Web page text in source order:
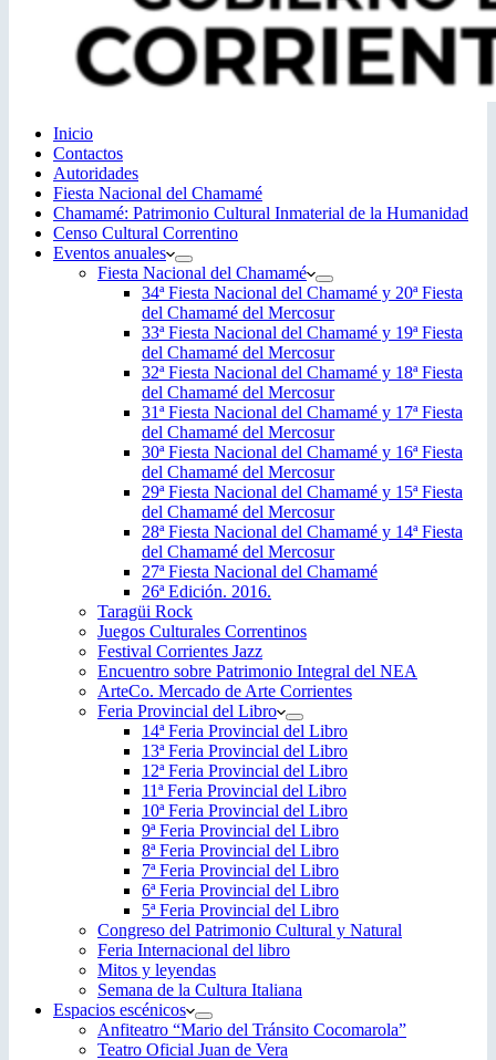
Inicio
Contactos
Autoridades
Fiesta Nacional del Chamamé
Chamamé: Patrimonio Cultural Inmaterial de la Humanidad
Censo Cultural Correntino
Eventos anuales
Fiesta Nacional del Chamamé
34ª Fiesta Nacional del Chamamé y 20ª Fiesta
del Chamamé del Mercosur
33ª Fiesta Nacional del Chamamé y 19ª Fiesta
del Chamamé del Mercosur
32ª Fiesta Nacional del Chamamé y 18ª Fiesta
del Chamamé del Mercosur
31ª Fiesta Nacional del Chamamé y 17ª Fiesta
del Chamamé del Mercosur
30ª Fiesta Nacional del Chamamé y 16ª Fiesta
del Chamamé del Mercosur
29ª Fiesta Nacional del Chamamé y 15ª Fiesta
del Chamamé del Mercosur
28ª Fiesta Nacional del Chamamé y 14ª Fiesta
del Chamamé del Mercosur
27ª Fiesta Nacional del Chamamé
26ª Edición. 2016.
Taragüi Rock
Juegos Culturales Correntinos
Festival Corrientes Jazz
Encuentro sobre Patrimonio Integral del NEA
ArteCo. Mercado de Arte Corrientes
Feria Provincial del Libro
14ª Feria Provincial del Libro
13ª Feria Provincial del Libro
12ª Feria Provincial del Libro
11ª Feria Provincial del Libro
10ª Feria Provincial del Libro
9ª Feria Provincial del Libro
8ª Feria Provincial del Libro
7ª Feria Provincial del Libro
6ª Feria Provincial del Libro
5ª Feria Provincial del Libro
Congreso del Patrimonio Cultural y Natural
Feria Internacional del libro
Mitos y leyendas
Semana de la Cultura Italiana
Espacios escénicos
Anfiteatro “Mario del Tránsito Cocomarola”
Teatro Oficial Juan de Vera